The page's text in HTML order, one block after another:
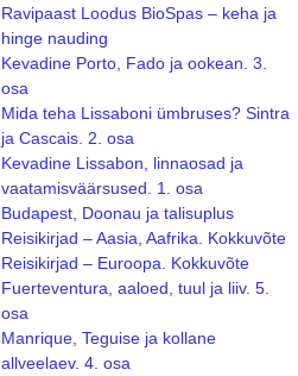
Ravipaast Loodus BioSpas – keha ja
hinge nauding
Kevadine Porto, Fado ja ookean. 3.
osa
Mida teha Lissaboni ümbruses? Sintra
ja Cascais. 2. osa
Kevadine Lissabon, linnaosad ja
vaatamisväärsused. 1. osa
Budapest, Doonau ja talisuplus
Reisikirjad – Aasia, Aafrika. Kokkuvõte
Reisikirjad – Euroopa. Kokkuvõte
Fuerteventura, aaloed, tuul ja liiv. 5.
osa
Manrique, Teguise ja kollane
allveelaev. 4. osa